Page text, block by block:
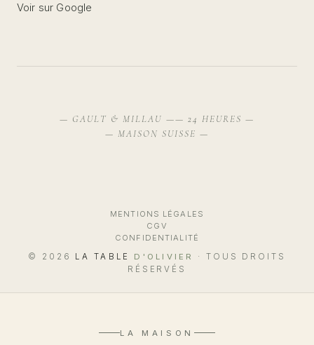
Voir sur Google
— GAULT & MILLAU —— 24 HEURES —
— MAISON SUISSE —
MENTIONS LÉGALES
CGV
CONFIDENTIALITÉ
© 2026
LA TABLE D'OLIVIER
· TOUS DROITS
RÉSERVÉS
LA MAISON